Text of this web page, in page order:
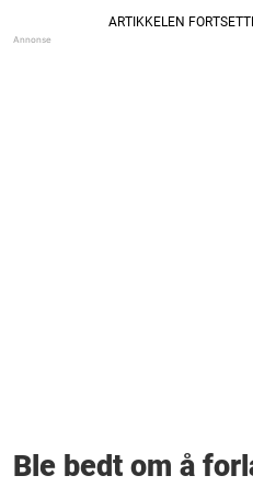
Ble bedt om å